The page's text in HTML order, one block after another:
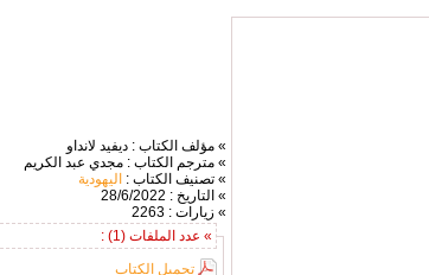
» مؤلف الكتاب : ديفيد لانداو
» مترجم الكتاب : مجدي عبد الكريم
» تصنيف الكتاب : اليهودية
» التاريخ : 28/6/2022
» زيارات : 2263
» عدد الملفات (1) :
تحميل الكتاب